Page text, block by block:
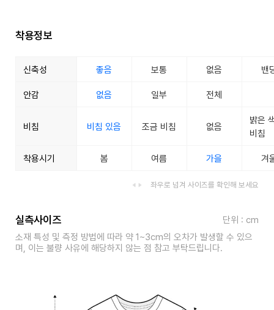
착용정보
신축성 좋음 보통 없음 밴
안감 없음 일부 전체
비침 비침 있음 조금 비침 없음
밝은
비침
착용시기 봄 여름 가을 겨
좌우로 넘겨 사이즈를 확인해 보세요
실측사이즈
단위 : cm
소재 특성 및 측정 방법에 따라 약 1~3cm의 오차가 발생할 수 있으
며, 이는 불량 사유에 해당하지 않는 점 참고 부탁드립니다.